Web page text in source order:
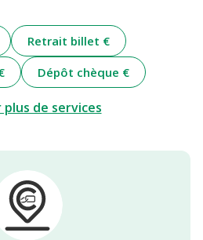
Retrait billet €
Dépôt chèque €
plus de services